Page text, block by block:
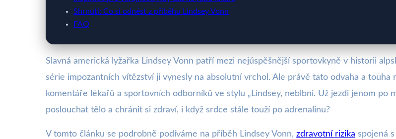
Shrnutí: Co si odnést z příběhu Lindsey Vonn
FAQ
Slavná americká lyžařka Lindsey Vonn patří mezi nejúspěšnější sportovkyně v historii
série impozantních vítězství ji vynesly na absolutní vrchol. Ale právě tato odvaha a
komentáře lékařů a sportovních odborníků ve stylu „Lindsey, neblbni. Už jezdi jenom po
poslouchat tělo a chránit si zdraví, i když srdce stále touží po adrenalinu?
V tomto článku se podrobně podíváme na příběh Lindsey Vonn, zdravotní rizika spojená